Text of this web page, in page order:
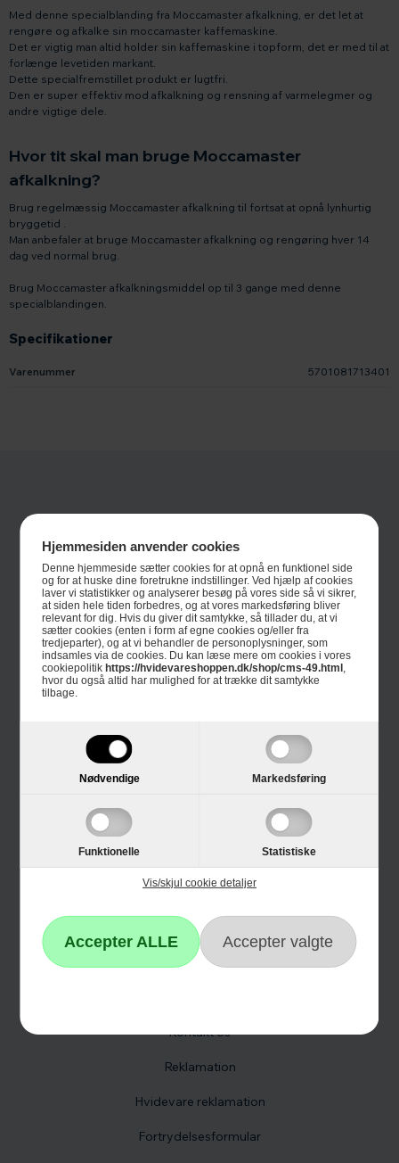
Hjemmesiden anvender cookies
Denne hjemmeside sætter cookies for at opnå en funktionel side
og for at huske dine foretrukne indstillinger. Ved hjælp af cookies
laver vi statistikker og analyserer besøg på vores side så vi sikrer,
at siden hele tiden forbedres, og at vores markedsføring bliver
relevant for dig. Hvis du giver dit samtykke, så tillader du, at vi
sætter cookies (enten i form af egne cookies og/eller fra
tredjeparter), og at vi behandler de personoplysninger, som
indsamles via de cookies. Du kan læse mere om cookies i vores
cookiepolitikhttps://hvidevareshoppen.dk/shop/cms-49.html
hvor du også altid har mulighed for at trække dit samtykke
tilbage.
Nødvendige Markedsføring
Funktionelle Statistiske
Vis/skjul cookie detaljer
Specifikationer
Varenummer 5701081713401
Med denne specialblanding fra Moccamaster afkalkning, er det let at
rengøre og afkalke sin moccamaster kaffemaskine.
Det er vigtig man altid holder sin kaffemaskine i topform, det er med til at
forlænge levetiden markant.
Dette specialfremstillet produkt er lugtfri.
Den er super effektiv mod afkalkning og rensning af varmelegmer og
andre vigtige dele.
Hvor tit skal man bruge Moccamaster
afkalkning?
Brug regelmæssig Moccamaster afkalkning til fortsat at opnå lynhurtig
bryggetid .
Man anbefaler at bruge Moccamaster afkalkning og rengøring hver 14
dag ved normal brug.
Brug Moccamaster afkalkningsmiddel op til 3 gange med denne
specialblandingen.
Kontakt os
Reklamation
Hvidevare reklamation
Fortrydelsesformular
Informationer
Om Hvidevareshoppen.dk
Trustpilot
Single Day
Cyber Monday